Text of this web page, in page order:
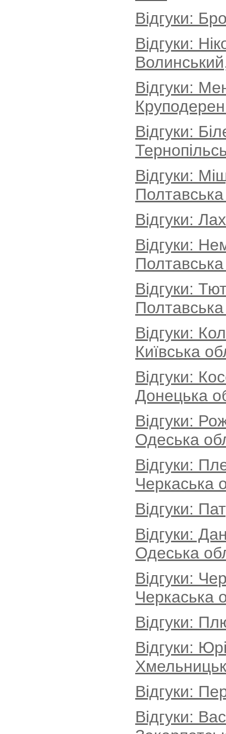
Відгуки:
Відгуки:
Відгуки:
Відгуки:
Відгуки:
Відгуки:
Відгуки:
Відгуки:
Відгуки:
Київська
Відгуки:
Донецька
Відгуки:
Одеська
Відгуки:
Черкаська
Відгуки:
Відгуки:
Одеська
Відгуки:
Черкаська
Відгуки:
Відгуки:
Відгуки:
Відгуки: